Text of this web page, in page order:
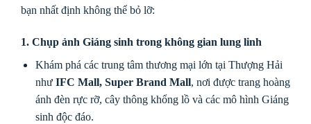
bạn nhất định không thể bỏ lỡ:
1. Chụp ảnh Giáng sinh trong không gian lung linh
Khám phá các trung tâm thương mại lớn tại Thượng Hải
như IFC Mall, Super Brand Mall, nơi được trang hoàng
ánh đèn rực rỡ, cây thông khổng lồ và các mô hình Giáng
sinh độc đáo.